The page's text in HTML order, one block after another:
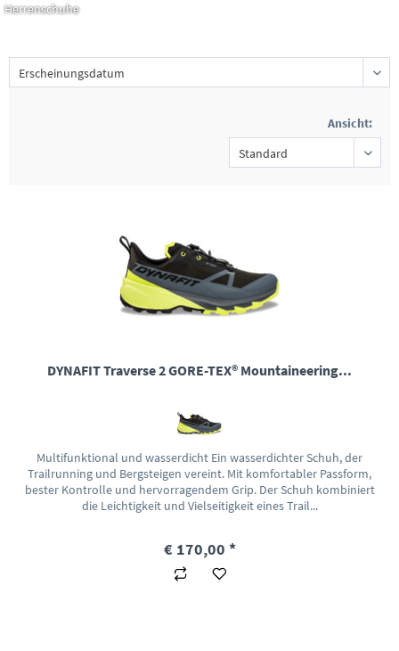
Herrenschuhe
Ansicht:
DYNAFIT Traverse 2 GORE-TEX® Mountaineering...
Multifunktional und wasserdicht Ein wasserdichter Schuh, der
Trailrunning und Bergsteigen vereint. Mit komfortabler Passform,
bester Kontrolle und hervorragendem Grip. Der Schuh kombiniert
die Leichtigkeit und Vielseitigkeit eines Trail...
€ 170,00 *